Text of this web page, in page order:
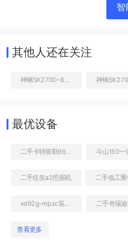
智
其他人还在关注
最优设备
二手住友a2挖掘机
查看更多